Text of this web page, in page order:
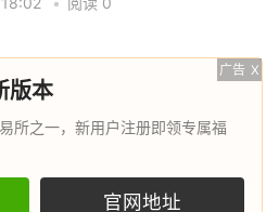
广告 X
版本
所之一，新用户注册即领专属福
官网地址